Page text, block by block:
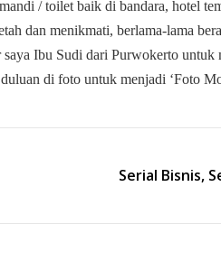
/ toilet baik di bandara, hotel
dan menikmati, berlama-lama
Ibu Sudi dari Purwokerto untuk
di foto untuk menjadi ‘Foto
Serial Bisnis,